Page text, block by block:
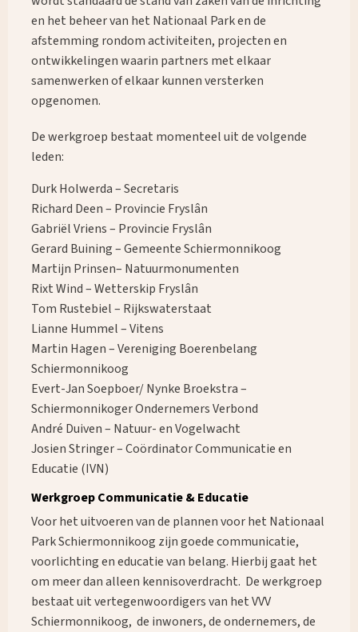
Waar ben je naar op zoek?
en het beheer van het Nationaal Park en de
afstemming rondom activiteiten, projecten en
ontwikkelingen waarin partners met elkaar
samenwerken of elkaar kunnen versterken
opgenomen.
De werkgroep bestaat momenteel uit de volgende
leden:
Durk Holwerda – Secretaris
Richard Deen – Provincie Fryslân
Gabriël Vriens – Provincie Fryslân
Gerard Buining – Gemeente Schiermonnikoog
Martijn Prinsen– Natuurmonumenten
Rixt Wind – Wetterskip Fryslân
Tom Rustebiel – Rijkswaterstaat
Lianne Hummel – Vitens
Martin Hagen – Vereniging Boerenbelang
Schiermonnikoog
Evert-Jan Soepboer/ Nynke Broekstra –
Schiermonnikoger Ondernemers Verbond
André Duiven – Natuur- en Vogelwacht
Josien Stringer – Coördinator Communicatie en
Educatie (IVN)
Werkgroep Communicatie & Educatie
Voor het uitvoeren van de plannen voor het Nationaal
Park Schiermonnikoog zijn goede communicatie,
voorlichting en educatie van belang. Hierbij gaat het
om meer dan alleen kennisoverdracht. De werkgroep
bestaat uit vertegenwoordigers van het VVV
Schiermonnikoog, de inwoners, de ondernemers, de